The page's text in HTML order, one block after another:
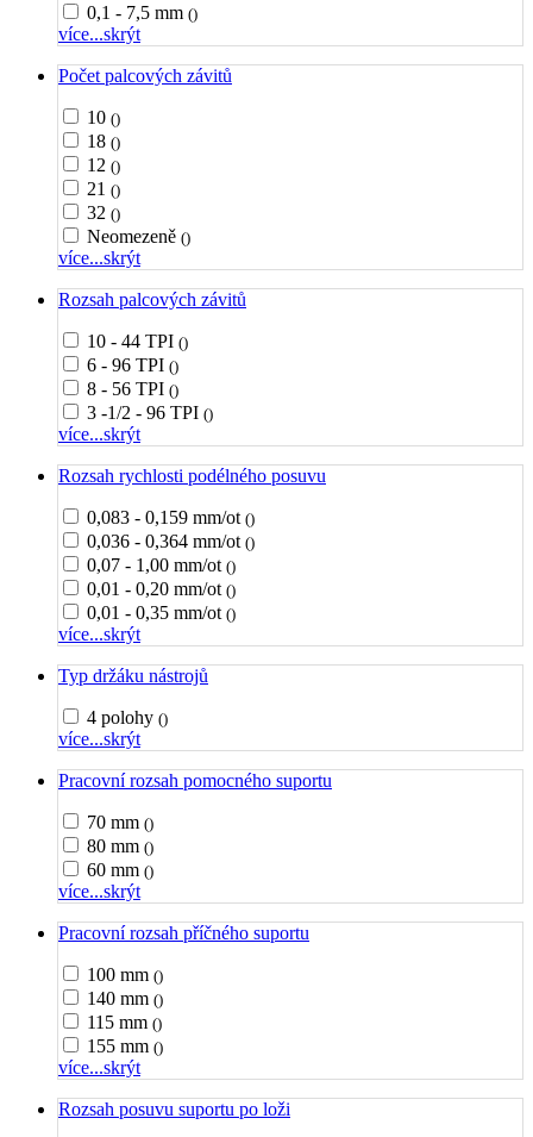
0,1 - 7,5 mm ()
více...skrýt
Počet palcových závitů
10 ()
18 ()
12 ()
21 ()
32 ()
Neomezeně ()
více...skrýt
Rozsah palcových závitů
10 - 44 TPI ()
6 - 96 TPI ()
8 - 56 TPI ()
3 -1/2 - 96 TPI ()
více...skrýt
Rozsah rychlosti podélného posuvu
0,083 - 0,159 mm/ot ()
0,036 - 0,364 mm/ot ()
0,07 - 1,00 mm/ot ()
0,01 - 0,20 mm/ot ()
0,01 - 0,35 mm/ot ()
více...skrýt
Typ držáku nástrojů
4 polohy ()
více...skrýt
Pracovní rozsah pomocného suportu
70 mm ()
80 mm ()
60 mm ()
více...skrýt
Pracovní rozsah příčného suportu
100 mm ()
140 mm ()
115 mm ()
155 mm ()
více...skrýt
Rozsah posuvu suportu po loži